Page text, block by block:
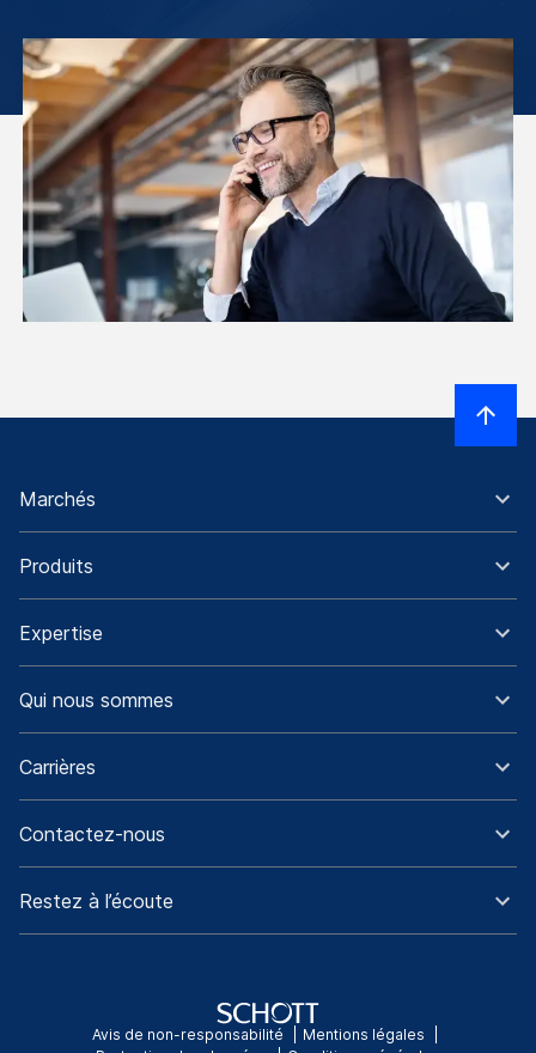
Marchés
Produits
Expertise
Qui nous sommes
Carrières
Contactez-nous
Restez à l’écoute
Avis de non-responsabilité
Mentions légales